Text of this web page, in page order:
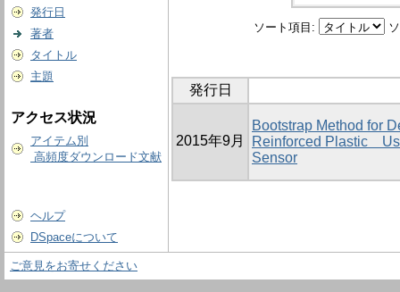
発行日
著者
タイトル
主題
アクセス状況
アイテム別
高頻度ダウンロード文献
ヘルプ
DSpaceについて
ソート項目:
発行日
2015年9月
Bootstrap Method for
Reinforced Plastic
Sensor
ご意見をお寄せください